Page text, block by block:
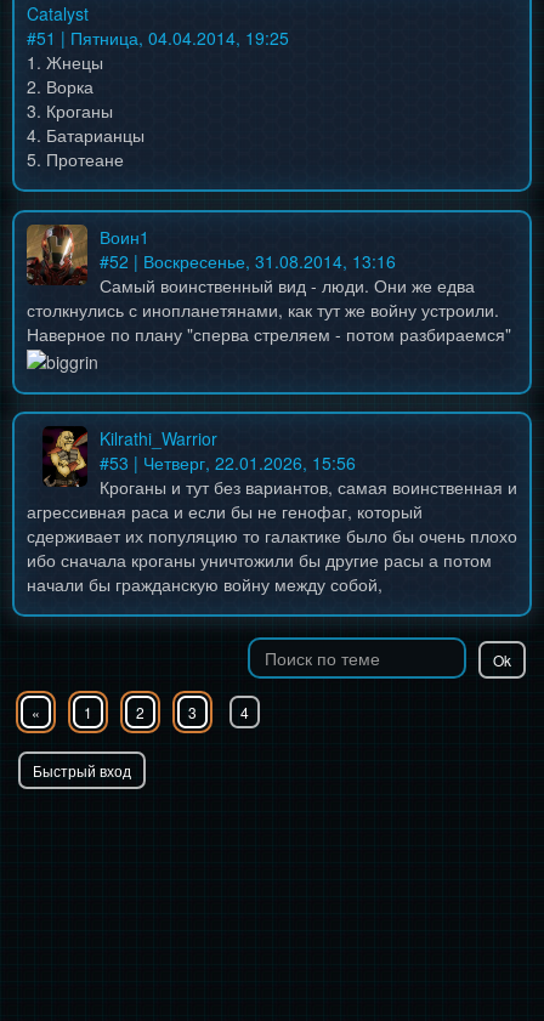
Catalyst
#51 | Пятница, 04.04.2014, 19:25
1. Жнецы
2. Ворка
3. Кроганы
4. Батарианцы
5. Протеане
Воин1
#52 | Воскресенье, 31.08.2014, 13:16
Самый воинственный вид - люди. Они же едва
столкнулись с инопланетянами, как тут же войну устроили.
Наверное по плану "сперва стреляем - потом разбираемся"
Kilrathi_Warrior
#53 | Четверг, 22.01.2026, 15:56
Кроганы и тут без вариантов, самая воинственная и
агрессивная раса и если бы не генофаг, который
сдерживает их популяцию то галактике было бы очень плохо
ибо сначала кроганы уничтожили бы другие расы а потом
начали бы гражданскую войну между собой,
« 1 2 3 4